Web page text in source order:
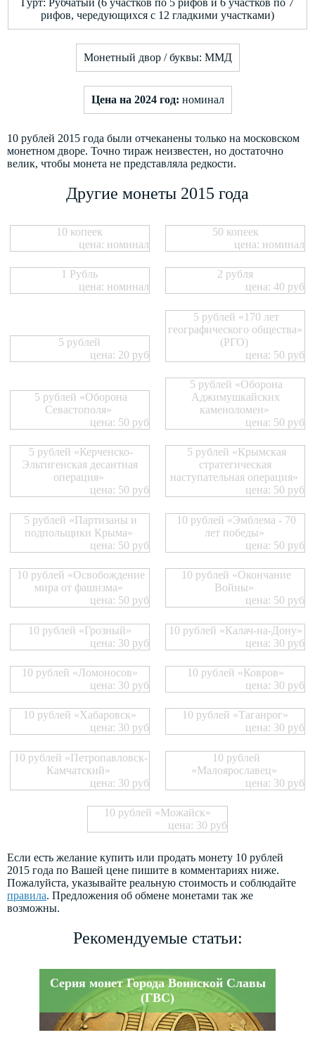
Гурт: Рубчатый (6 участков по 5 рифов и 6 участков по 7
рифов, чередующихся с 12 гладкими участками)
Монетный двор / буквы: ММД
Цена на 2024 год: номинал
10 рублей 2015 года были отчеканены только на московском
монетном дворе. Точно тираж неизвестен, но достаточно
велик, чтобы монета не представляла редкости.
Другие монеты 2015 года
10 копеек
цена: номинал
50 копеек
цена: номинал
1 Рубль
цена: номинал
2 рубля
цена: 40 руб
5 рублей
цена: 20 руб
5 рублей «170 лет
географического общества»
(РГО)
цена: 50 руб
5 рублей «Оборона
Севастополя»
цена: 50 руб
5 рублей «Оборона
Аджимушкайских
каменоломен»
цена: 50 руб
5 рублей «Керченско-
Эльтигенская десантная
операция»
цена: 50 руб
5 рублей «Крымская
стратегическая
наступательная операция»
цена: 50 руб
5 рублей «Партизаны и
подпольщики Крыма»
цена: 50 руб
10 рублей «Эмблема - 70
лет победы»
цена: 50 руб
10 рублей «Освобождение
мира от фашизма»
цена: 50 руб
10 рублей «Окончание
Войны»
цена: 50 руб
10 рублей «Грозный»
цена: 30 руб
10 рублей «Калач-на-Дону»
цена: 30 руб
10 рублей «Ломоносов»
цена: 30 руб
10 рублей «Ковров»
цена: 30 руб
10 рублей «Хабаровск»
цена: 30 руб
10 рублей «Таганрог»
цена: 30 руб
10 рублей «Петропавловск-
Камчатский»
цена: 30 руб
10 рублей
«Малоярославец»
цена: 30 руб
10 рублей «Можайск»
цена: 30 руб
Если есть желание купить или продать монету 10 рублей
2015 года по Вашей цене пишите в комментариях ниже.
Пожалуйста, указывайте реальную стоимость и соблюдайте
правила. Предложения об обмене монетами так же
возможны.
Рекомендуемые статьи:
Серия монет Города Воинской Славы
(ГВС)